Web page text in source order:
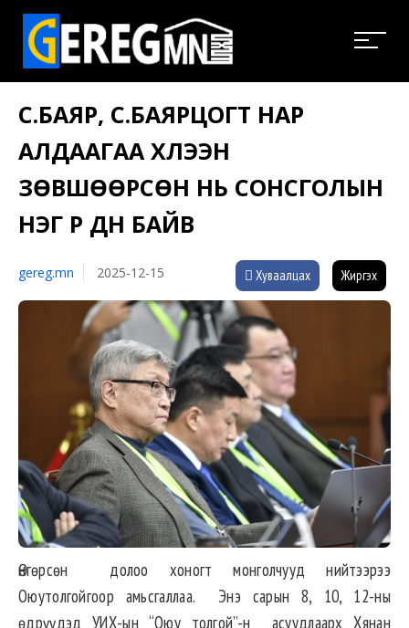
С.БАЯР, С.БАЯРЦОГТ НАР
АЛДААГАА ХҮЛЭЭН
ЗӨВШӨӨРСӨН НЬ СОНСГОЛЫН
НЭГ ҮР ДҮН БАЙВ
gereg.mn 2025-12-15 Хуваалцах Жиргэх
Өнгөрсөн долоо хоногт монголчууд нийтээрээ
Оюутолгойгоор амьсгаллаа. Энэ сарын 8, 10, 12-ны
өдрүүдэд УИХ-ын “Оюу толгой”-н асуудлаарх Хянан